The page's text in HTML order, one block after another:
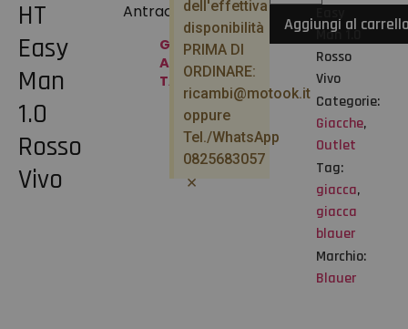
HT
Easy
Man
1.0
Rosso
Vivo
Antracite
GUIDA
ALLE
TAGLIE
dell'effettiva
disponibilità
PRIMA DI
ORDINARE:
ricambi@motook.it
oppure
Tel./WhatsApp
0825683057
×
Aggiungi al
Man 1.0
Rosso
Vivo
Categorie:
Giacche,
Outlet
Tag:
giacca,
giacca
blauer
Marchio:
Blauer